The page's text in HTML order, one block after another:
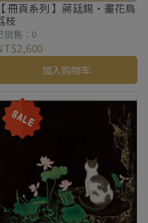
【 冊頁系列 】蔣廷錫・畫花鳥
枝
销售：0
加入购物车